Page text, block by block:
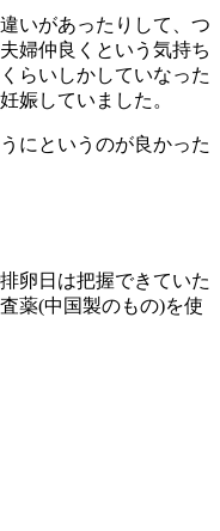
いがあったりして、つ
婦仲良くという気持ち
らいしかしていなった
娠していました。
にというのが良かった
卵日は把握できていた
薬(中国製のもの)を使